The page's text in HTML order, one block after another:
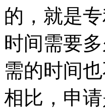
的，就是
时间需要
需的时间
相比，申